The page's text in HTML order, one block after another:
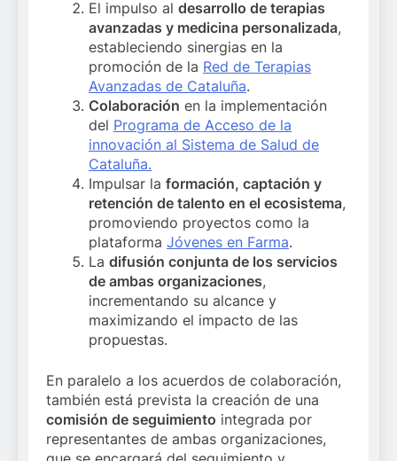
El impulso al desarrollo de terapias
avanzadas y medicina personalizada,
estableciendo sinergias en la
promoción de la Red de Terapias
Avanzadas de Cataluña.
Colaboración en la implementación
del Programa de Acceso de la
innovación al Sistema de Salud de
Cataluña.
Impulsar la formación, captación y
retención de talento en el ecosistema,
promoviendo proyectos como la
plataforma Jóvenes en Farma.
La difusión conjunta de los servicios
de ambas organizaciones,
incrementando su alcance y
maximizando el impacto de las
propuestas.
En paralelo a los acuerdos de colaboración,
también está prevista la creación de una
comisión de seguimiento integrada por
representantes de ambas organizaciones,